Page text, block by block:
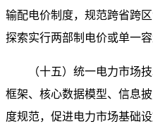
输配电价制度，规范跨省跨
探索实行两部制电价或单一容
（十五）统一电力市场技
框架、核心数据模型、信息
度规范，促进电力市场基础